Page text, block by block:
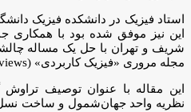
استاد فیزیک در دانشکده فیزیک
این نیز موفق شده بود با همکاری
شریف و تهران با حل یک مساله
مجله مروری «فیزیک کاربردی» (Applied Physics Reviews) منتشر کند.
این مقاله با عنوان توصیف تراوش
نظریه واحد جهان‌شمول و ساخت